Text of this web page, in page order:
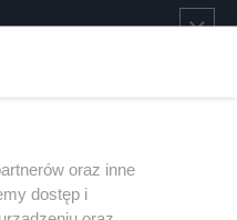
oraz inne
dostęp i